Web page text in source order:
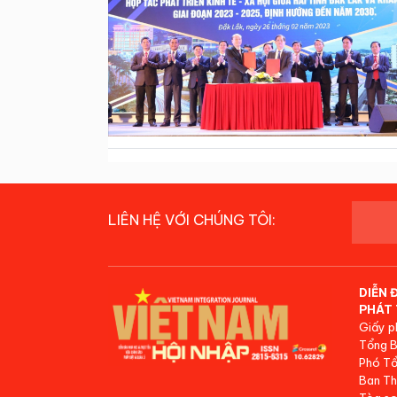
LIÊN HỆ VỚI CHÚNG TÔI:
DIỄN
PHÁT
Giấy
Tổng
Phó
Ban